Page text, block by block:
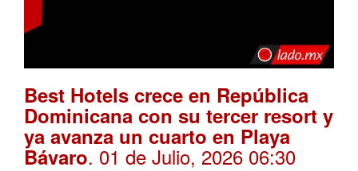
Best Hotels crece en República
Dominicana con su tercer resort y
ya avanza un cuarto en Playa
Bávaro. 01 de Julio, 2026 06:30